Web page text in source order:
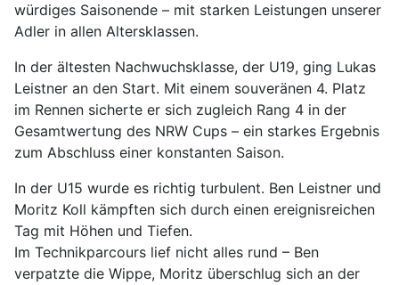
würdiges Saisonende – mit starken Leistungen unserer
Adler in allen Altersklassen.
In der ältesten Nachwuchsklasse, der U19, ging Lukas
Leistner an den Start. Mit einem souveränen 4. Platz
im Rennen sicherte er sich zugleich Rang 4 in der
Gesamtwertung des NRW Cups – ein starkes Ergebnis
zum Abschluss einer konstanten Saison.
In der U15 wurde es richtig turbulent. Ben Leistner und
Moritz Koll kämpften sich durch einen ereignisreichen
Tag mit Höhen und Tiefen.
Im Technikparcours lief nicht alles rund – Ben
verpatzte die Wippe, Moritz überschlug sich an der